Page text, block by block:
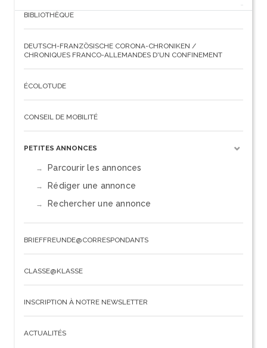
BIBLIOTHÈQUE
DEUTSCH-FRANZÖSISCHE CORONA-CHRONIKEN /
CHRONIQUES FRANCO-ALLEMANDES D'UN CONFINEMENT
ÉCOLOTUDE
CONSEIL DE MOBILITÉ
PETITES ANNONCES
Parcourir les annonces
Rédiger une annonce
Rechercher une annonce
BRIEFFREUNDE@CORRESPONDANTS
CLASSE@KLASSE
INSCRIPTION À NOTRE NEWSLETTER
ACTUALITÉS